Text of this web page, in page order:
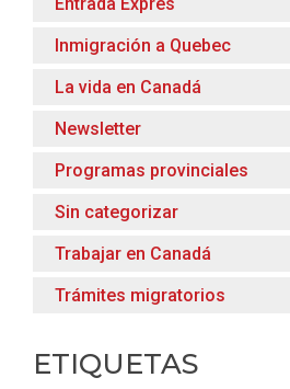
Inmigración a Quebec
La vida en Canadá
Newsletter
Programas provinciales
Sin categorizar
Trabajar en Canadá
Trámites migratorios
ETIQUETAS